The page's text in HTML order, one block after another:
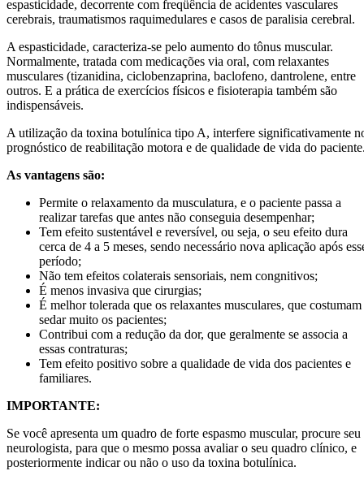
espasticidade, decorrente com freqüência de acidentes vasculares
cerebrais, traumatismos raquimedulares e casos de paralisia cerebral.
A espasticidade, caracteriza-se pelo aumento do tônus muscular.
Normalmente, tratada com medicações via oral, com relaxantes
musculares (tizanidina, ciclobenzaprina, baclofeno, dantrolene, entre
outros. E a prática de exercícios físicos e fisioterapia também são
indispensáveis.
A utilização da toxina botulínica tipo A, interfere significativamente
prognóstico de reabilitação motora e de qualidade de vida do
As vantagens são:
Permite o relaxamento da musculatura, e o paciente passa a
realizar tarefas que antes não conseguia desempenhar;
Tem efeito sustentável e reversível, ou seja, o seu efeito dura
cerca de 4 a 5 meses, sendo necessário nova aplicação após
período;
Não tem efeitos colaterais sensoriais, nem congnitivos;
É menos invasiva que cirurgias;
É melhor tolerada que os relaxantes musculares, que costumam
sedar muito os pacientes;
Contribui com a redução da dor, que geralmente se associa a
essas contraturas;
Tem efeito positivo sobre a qualidade de vida dos pacientes e
familiares.
IMPORTANTE:
Se você apresenta um quadro de forte espasmo muscular, procure seu
neurologista, para que o mesmo possa avaliar o seu quadro clínico, e
posteriormente indicar ou não o uso da toxina botulínica.